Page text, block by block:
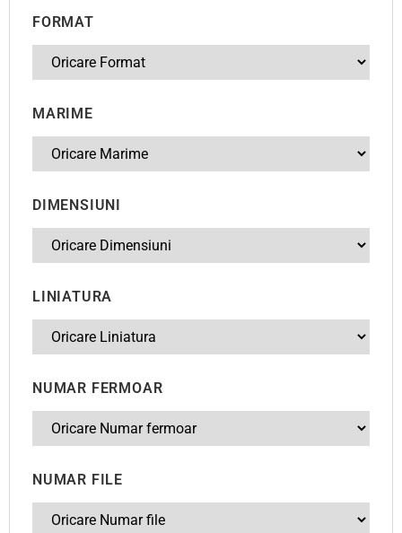
FORMAT
MARIME
DIMENSIUNI
LINIATURA
NUMAR FERMOAR
NUMAR FILE